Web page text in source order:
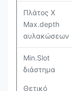
Πλάτος Χ
Max.depth
αυλακώσεων
Min.Slot
διάστημα
Θετικό